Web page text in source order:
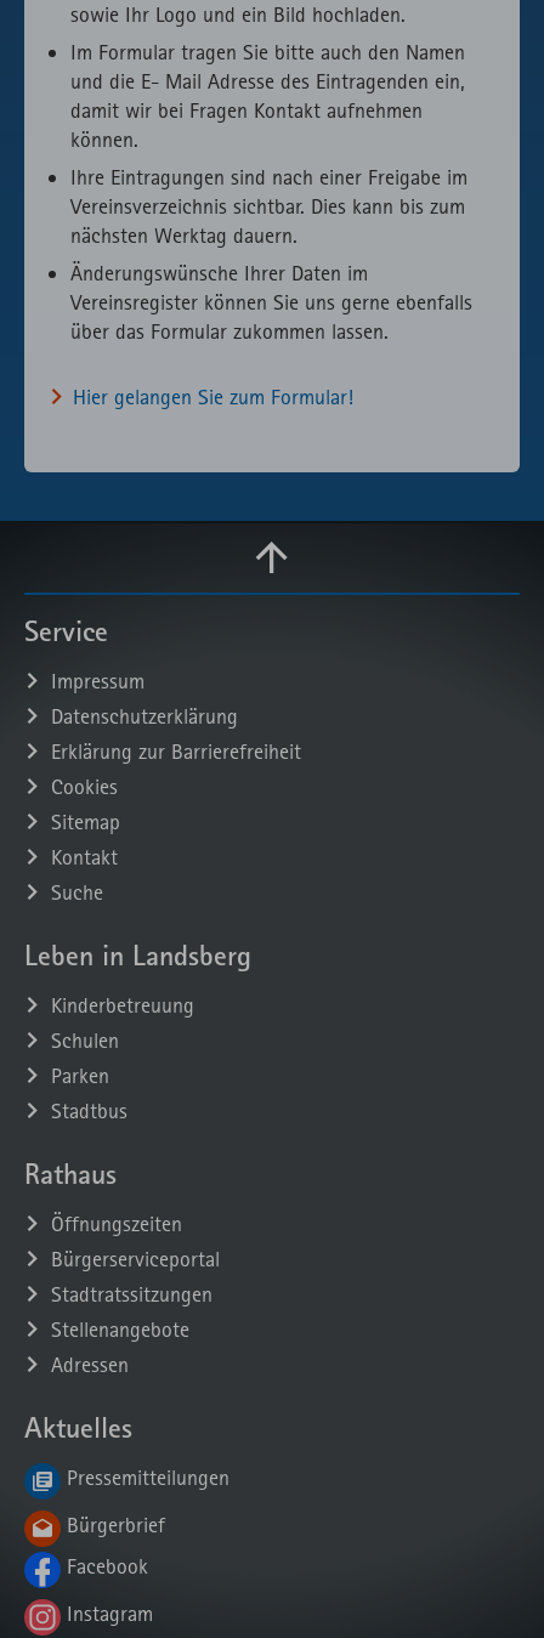
sowie Ihr Logo und ein Bild hochladen.
Im Formular tragen Sie bitte auch den Namen
und die E- Mail Adresse des Eintragenden ein,
damit wir bei Fragen Kontakt aufnehmen
können.
Ihre Eintragungen sind nach einer Freigabe im
Vereinsverzeichnis sichtbar. Dies kann bis zum
nächsten Werktag dauern.
Änderungswünsche Ihrer Daten im
Vereinsregister können Sie uns gerne ebenfalls
über das Formular zukommen lassen.
Hier gelangen Sie zum Formular!
Service
Impressum
Datenschutzerklärung
Erklärung zur Barrierefreiheit
Cookies
Sitemap
Kontakt
Suche
Leben in Landsberg
Kinderbetreuung
Schulen
Parken
Stadtbus
Rathaus
Öffnungszeiten
Bürgerserviceportal
Stadtratssitzungen
Stellenangebote
Adressen
Aktuelles
Pressemitteilungen
Bürgerbrief
Facebook
Instagram